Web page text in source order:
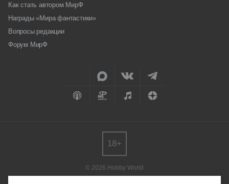
Как стать автором МирФ
Награды «Мира фантастики»
Вопросы редакции
Форум МирФ
© 2026 Hobby World
18+